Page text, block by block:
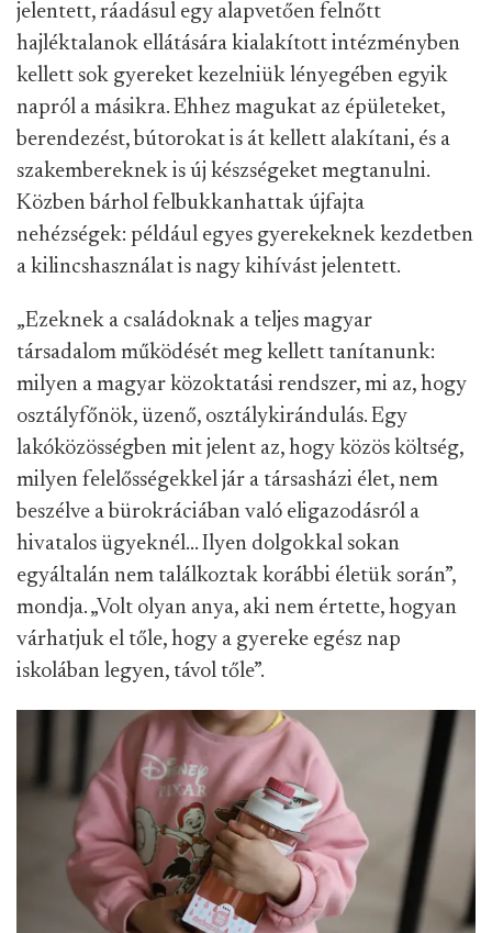
jelentett, ráadásul egy alapvetően felnőtt
hajléktalanok ellátására kialakított intézményben
kellett sok gyereket kezelniük lényegében egyik
napról a másikra. Ehhez magukat az épületeket,
berendezést, bútorokat is át kellett alakítani, és a
szakembereknek is új készségeket megtanulni.
Közben bárhol felbukkanhattak újfajta
nehézségek: például egyes gyerekeknek kezdetben
a kilincshasználat is nagy kihívást jelentett.
„Ezeknek a családoknak a teljes magyar
társadalom működését meg kellett tanítanunk:
milyen a magyar közoktatási rendszer, mi az, hogy
osztályfőnök, üzenő, osztálykirándulás. Egy
lakóközösségben mit jelent az, hogy közös költség,
milyen felelősségekkel jár a társasházi élet, nem
beszélve a bürokráciában való eligazodásról a
hivatalos ügyeknél… Ilyen dolgokkal sokan
egyáltalán nem találkoztak korábbi életük során”,
mondja. „Volt olyan anya, aki nem értette, hogyan
várhatjuk el tőle, hogy a gyereke egész nap
iskolában legyen, távol tőle”.